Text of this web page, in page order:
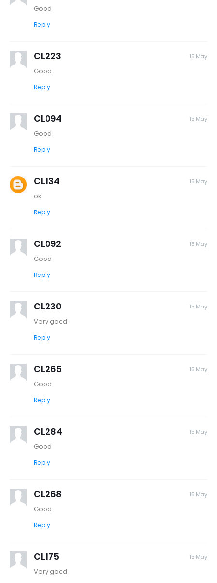
Good
Reply
CL223 15 May
Good
Reply
CL094 15 May
Good
Reply
CL134 15 May
ok
Reply
CL092 15 May
Good
Reply
CL230 15 May
Very good
Reply
CL265 15 May
Good
Reply
CL284 15 May
Good
Reply
CL268 15 May
Good
Reply
CL175 15 May
Very good